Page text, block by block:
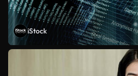
iStock